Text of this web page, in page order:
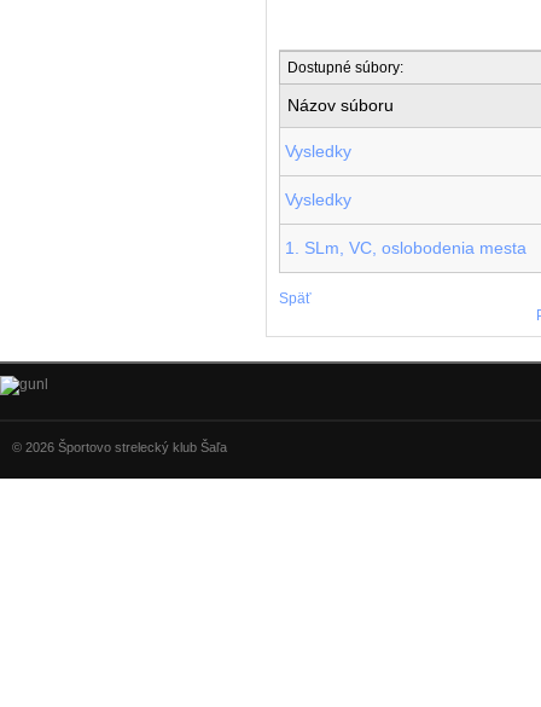
Dostupné súbory:
Názov súboru
Vysledky
Vysledky
1. SLm, VC, oslobodenia mesta
Späť
© 2026 Športovo strelecký klub Šaľa